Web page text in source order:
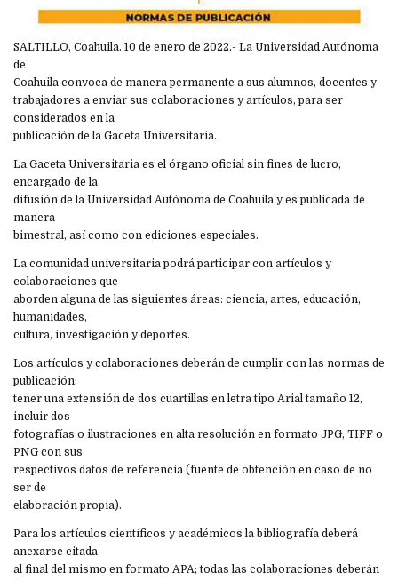
SALTILLO, Coahuila. 10 de enero de 2022.- La Universidad Autónoma
de
Coahuila convoca de manera permanente a sus alumnos, docentes y
trabajadores a enviar sus colaboraciones y artículos, para ser
considerados en la
publicación de la Gaceta Universitaria.
La Gaceta Universitaria es el órgano oficial sin fines de lucro,
encargado de la
difusión de la Universidad Autónoma de Coahuila y es publicada de
manera
bimestral, así como con ediciones especiales.
La comunidad universitaria podrá participar con artículos y
colaboraciones que
aborden alguna de las siguientes áreas: ciencia, artes, educación,
humanidades,
cultura, investigación y deportes.
Los artículos y colaboraciones deberán de cumplir con las normas de
publicación:
tener una extensión de dos cuartillas en letra tipo Arial tamaño 12,
incluir dos
fotografías o ilustraciones en alta resolución en formato JPG, TIFF o
PNG con sus
respectivos datos de referencia (fuente de obtención en caso de no
ser de
elaboración propia).
Para los artículos científicos y académicos la bibliografía deberá
anexarse citada
al final del mismo en formato APA; todas las colaboraciones deberán